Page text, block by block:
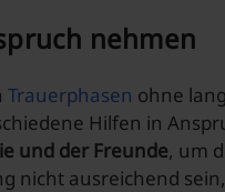
nehmen
Trauerphasen ohne
Hilfen in
und der Freunde, um
nicht ausreichend